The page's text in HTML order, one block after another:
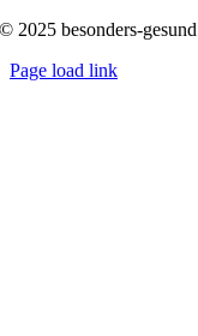
© 2025 besonders-
Page load link